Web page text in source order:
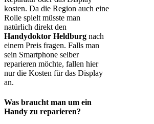
kosten. Da die Region auch eine
Rolle spielt müsste man
natürlich direkt den
Handydoktor Heldburg nach
einem Preis fragen. Falls man
sein Smartphone selber
reparieren möchte, fallen hier
nur die Kosten für das Display
an.
Was braucht man um ein
Handy zu reparieren?